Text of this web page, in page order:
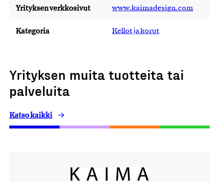
Yrityksen verkkosivut www.kaimadesign.com
Kategoria Kellot ja korut
Yrityksen muita tuotteita tai
palveluita
Katso kaikki